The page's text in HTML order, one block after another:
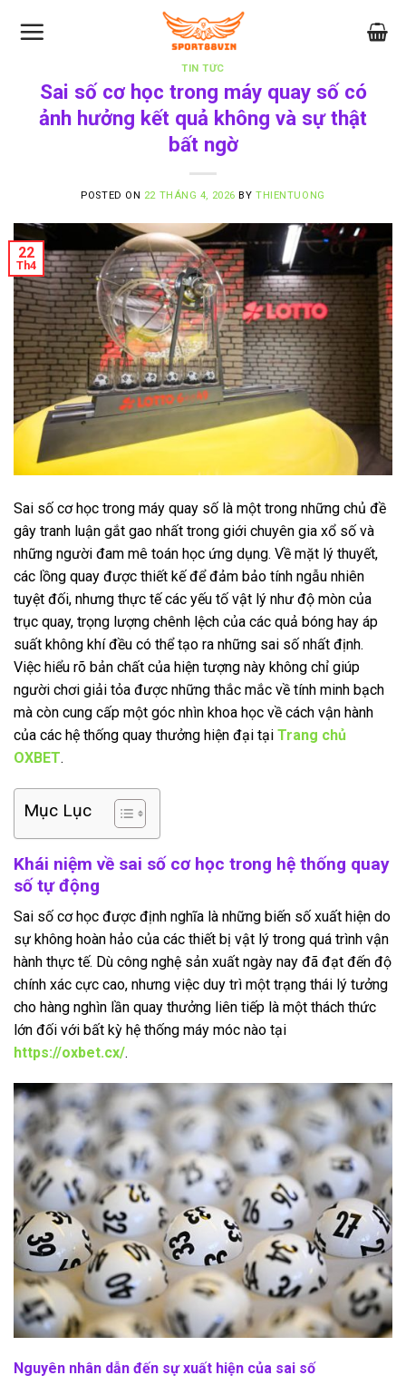
TIN TỨC
Sai số cơ học trong máy quay số có
ảnh hưởng kết quả không và sự thật
bất ngờ
POSTED ON 22 THÁNG 4, 2026 BYTHIENTUONG
22
Th4
Sai số cơ học trong máy quay số là một trong những chủ đề
gây tranh luận gắt gao nhất trong giới chuyên gia xổ số và
những người đam mê toán học ứng dụng. Về mặt lý thuyết,
các lồng quay được thiết kế để đảm bảo tính ngẫu nhiên
tuyệt đối, nhưng thực tế các yếu tố vật lý như độ mòn của
trục quay, trọng lượng chênh lệch của các quả bóng hay áp
suất không khí đều có thể tạo ra những sai số nhất định.
Việc hiểu rõ bản chất của hiện tượng này không chỉ giúp
người chơi giải tỏa được những thắc mắc về tính minh bạch
mà còn cung cấp một góc nhìn khoa học về cách vận hành
của các hệ thống quay thưởng hiện đại tại Trang chủ
OXBET.
Mục Lục
Khái niệm về sai số cơ học trong hệ thống quay
số tự động
Sai số cơ học được định nghĩa là những biến số xuất hiện do
sự không hoàn hảo của các thiết bị vật lý trong quá trình vận
hành thực tế. Dù công nghệ sản xuất ngày nay đã đạt đến độ
chính xác cực cao, nhưng việc duy trì một trạng thái lý tưởng
cho hàng nghìn lần quay thưởng liên tiếp là một thách thức
lớn đối với bất kỳ hệ thống máy móc nào tại
https://oxbet.cx/.
Nguyên nhân dẫn đến sự xuất hiện của sai số